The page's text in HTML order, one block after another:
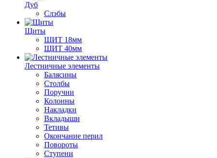
Дуб
Слэбы
Щиты
ЩИТ 18мм
ЩИТ 40мм
Лестничные элементы
Балясины
Столбы
Поручни
Колонны
Накладки
Вкладыши
Тетивы
Окончание перил
Повороты
Ступени